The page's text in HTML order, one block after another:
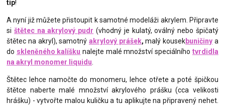
tip!
A nyní již můžete přistoupit k samotné modeláži akrylem. Připravte
si štětec na akrylový pudr (vhodný je kulatý, oválný nebo špičatý
štětec na akryl), samotný akrylový prášek,malý kousekbuničiny a
do skleněného kalíšku nalejte malé množství speciálního tvrdidla
na akryl monomer liquidu.
Štětec lehce namočte do monomeru, lehce otřete a poté špičkou
štětce naberte malé množství akrylového prášku (cca velikosti
hrášku) - vytvořte malou kuličku a tu aplikujte na připravený nehet.